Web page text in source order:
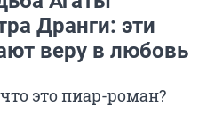
Дранги: эти
веру в любовь
это пиар-роман?